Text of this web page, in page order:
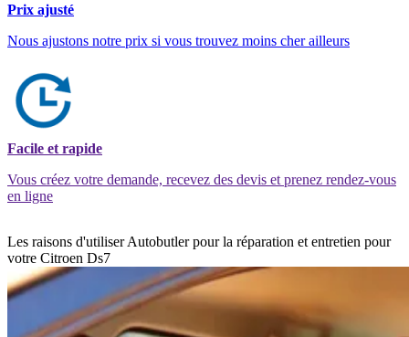
Prix ajusté
Nous ajustons notre prix si vous trouvez moins cher ailleurs
Facile et rapide
Vous créez votre demande, recevez des devis et prenez rendez-vous
en ligne
Les raisons d'utiliser Autobutler pour la réparation et entretien pour
votre Citroen Ds7